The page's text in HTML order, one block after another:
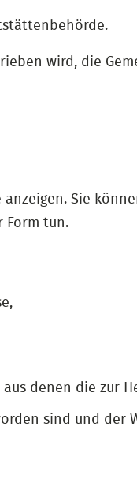
wird, die
Sie
Form tun.
denen die zur
sind und der